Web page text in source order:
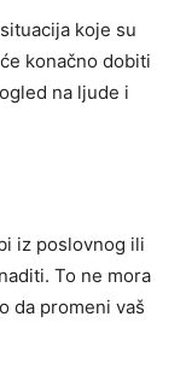
koje su
konačno dobiti
na ljude i
iz poslovnog ili
To ne mora
da promeni vaš